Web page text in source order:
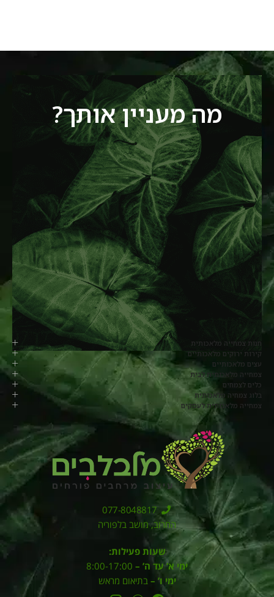
מה מעניין אותך?
חנות צמחייה מלאכותית
קירות ירוקים מלאכותיים
עצים מלאכותיים
צמחייה מלאכותית לבית
כלים לצמחים
בלוג צמחיה מלאכותית
צמחייה מלאכותית לעסקים
077-8048817
החרוב, מושב בלפוריה
שעות פעילות:
ימי א’ עד ה’ –
ימי ו’ – בתיאום מראש